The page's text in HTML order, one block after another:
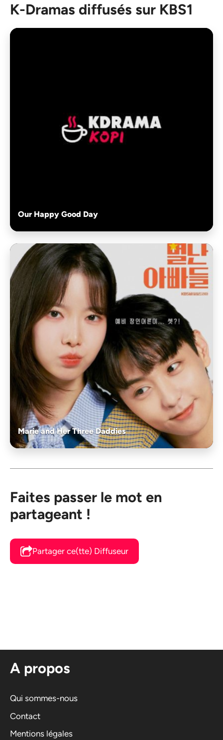
K-Dramas diffusés sur KBS1
Our Happy Good Day
Marie and Her Three Daddies
Faites passer le mot en
partageant !
Partager ce(tte) Diffuseur
A propos
Qui sommes-nous
Contact
Mentions légales